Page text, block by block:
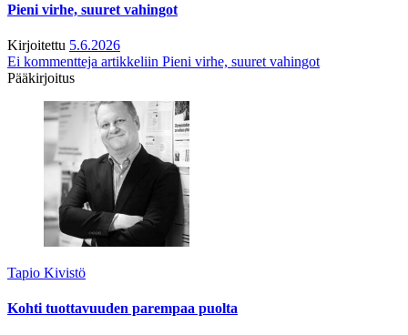
Pieni virhe, suuret vahingot
Kirjoitettu 5.6.2026
Ei kommentteja artikkeliin Pieni virhe, suuret vahingot
Pääkirjoitus
Tapio Kivistö
Kohti tuottavuuden parempaa puolta